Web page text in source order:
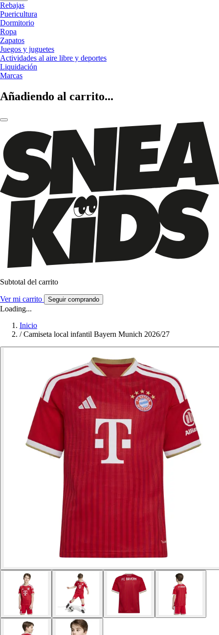
Rebajas
Puericultura
Dormitorio
Ropa
Zapatos
Juegos y juguetes
Actividades al aire libre y deportes
Liquidación
Marcas
Añadiendo al carrito...
Subtotal del carrito
Ver mi carrito Seguir comprando
Loading...
Inicio
/ Camiseta local infantil Bayern Munich 2026/27